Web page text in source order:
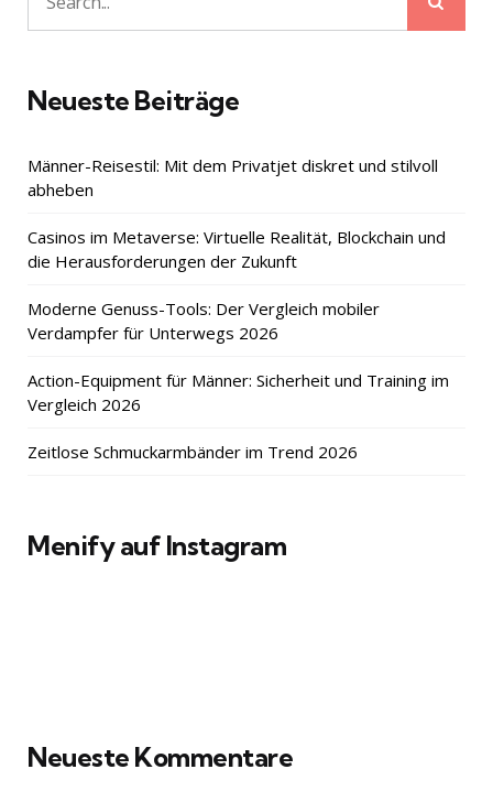
Search
for:
Neueste Beiträge
Männer-Reisestil: Mit dem Privatjet diskret und stilvoll
abheben
Casinos im Metaverse: Virtuelle Realität, Blockchain und
die Herausforderungen der Zukunft
Moderne Genuss-Tools: Der Vergleich mobiler
Verdampfer für Unterwegs 2026
Action-Equipment für Männer: Sicherheit und Training im
Vergleich 2026
Zeitlose Schmuckarmbänder im Trend 2026
Menify auf Instagram
Neueste Kommentare